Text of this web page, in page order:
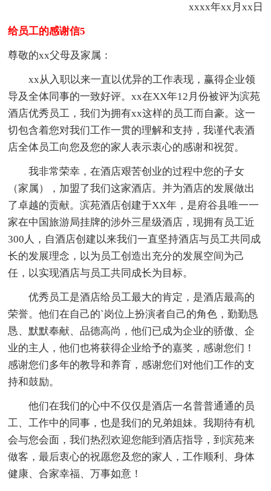
xxxx年xx月xx日
给员工的感谢信5
尊敬的xx父母及家属：
xx从入职以来一直以优异的工作表现，赢得企业领
导及全体同事的一致好评。xx在XX年12月份被评为滨苑
酒店优秀员工，我们为拥有xx这样的员工而自豪。这一
切包含着您对我们工作一贯的理解和支持，我谨代表酒
店全体员工向您及您的家人表示衷心的感谢和祝贺。
我非常荣幸，在酒店艰苦创业的过程中您的子女
（家属），加盟了我们这家酒店。并为酒店的发展做出
了卓越的贡献。滨苑酒店创建于XX年，是府谷县唯一一
家在中国旅游局挂牌的涉外三星级酒店，现拥有员工近
300人，自酒店创建以来我们一直坚持酒店与员工共同成
长的发展理念，以为员工创造出充分的发展空间为己
任，以实现酒店与员工共同成长为目标。
优秀员工是酒店给员工最大的肯定，是酒店最高的
荣誉。他们在自己的`岗位上扮演者自己的角色，勤勤恳
恳、默默奉献、品德高尚，他们已成为企业的骄傲、企
业的主人，他们也将获得企业给予的嘉奖，感谢您们！
感谢您们多年的教导和养育，感谢您们对他们工作的支
持和鼓励。
他们在我们的心中不仅仅是酒店一名普普通通的员
工、工作中的同事，也是我们的兄弟姐妹。我期待有机
会与您会面，我们热烈欢迎您能到酒店指导，到滨苑来
做客，最后衷心的祝愿您及您的家人，工作顺利、身体
健康、合家幸福、万事如意！